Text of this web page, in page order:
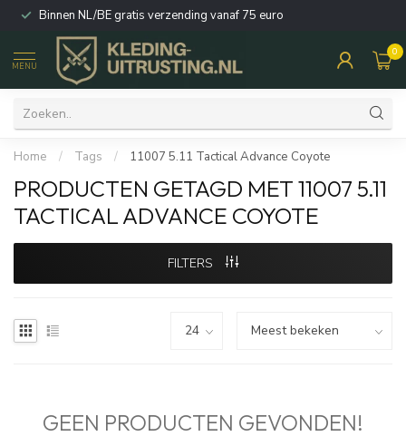
Binnen NL/BE gratis verzending vanaf 75 euro
MENU
0
Home / Tags / 11007 5.11 Tactical Advance Coyote
PRODUCTEN GETAGD MET 11007 5.11
TACTICAL ADVANCE COYOTE
FILTERS
GEEN PRODUCTEN GEVONDEN!